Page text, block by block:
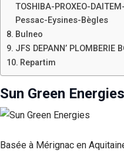
TOSHIBA-PROXEO-
Pessac-Eysines-Bègles
Bulneo
JFS DEPANN’ PLOMBERIE
Repartim
Sun Green Energies
Basée à Mérignac en